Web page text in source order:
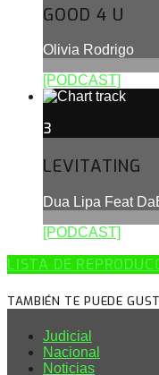
GOOD 4 U
Olivia Rodrigo
[PODCAST]
3
LEVITATING
Dua Lipa Feat
[PODCAST]
LISTA DE
TAMBIÉN TE PUEDE
Judicial
Nacional
Noticias